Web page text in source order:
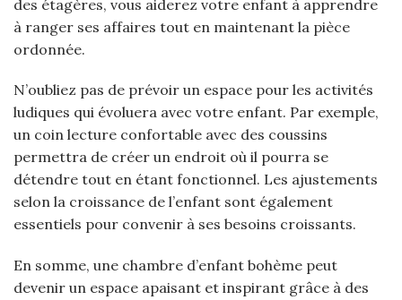
des étagères, vous aiderez votre enfant à apprendre
à ranger ses affaires tout en maintenant la pièce
ordonnée.
N’oubliez pas de prévoir un espace pour les activités
ludiques qui évoluera avec votre enfant. Par exemple,
un coin lecture confortable avec des coussins
permettra de créer un endroit où il pourra se
détendre tout en étant fonctionnel. Les ajustements
selon la croissance de l’enfant sont également
essentiels pour convenir à ses besoins croissants.
En somme, une chambre d’enfant bohème peut
devenir un espace apaisant et inspirant grâce à des